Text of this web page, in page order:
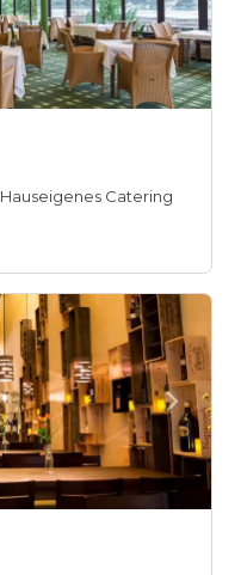
Hauseigenes Catering